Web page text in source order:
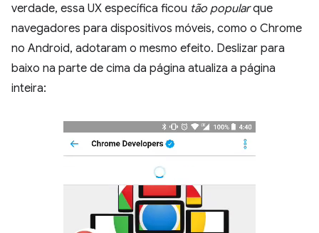
verdade, essa UX específica ficou tão popularque
navegadores para dispositivos móveis, como o Chrome
no Android, adotaram o mesmo efeito. Deslizar para
baixo na parte de cima da página atualiza a página
inteira: